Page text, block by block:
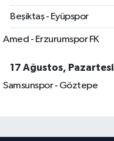
Beşiktaş - Eyüpspor
Amed - Erzurumspor FK
17 Ağustos, Pazartesi
Samsunspor - Göztepe